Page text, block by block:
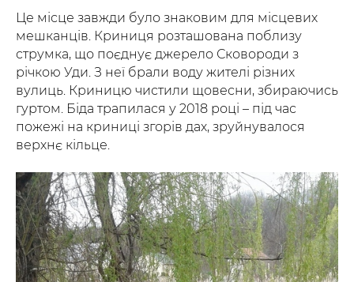
Це місце завжди було знаковим для місцевих
мешканців. Криниця розташована поблизу
струмка, що поєднує джерело Сковороди з
річкою Уди. З неї брали воду жителі різних
вулиць. Криницю чистили щовесни, збираючись
гуртом. Біда трапилася у 2018 році – під час
пожежі на криниці згорів дах, зруйнувалося
верхнє кільце.